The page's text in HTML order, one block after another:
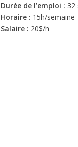
Durée de l’emploi : 32
Horaire : 15h/semaine
Salaire : 20$/h